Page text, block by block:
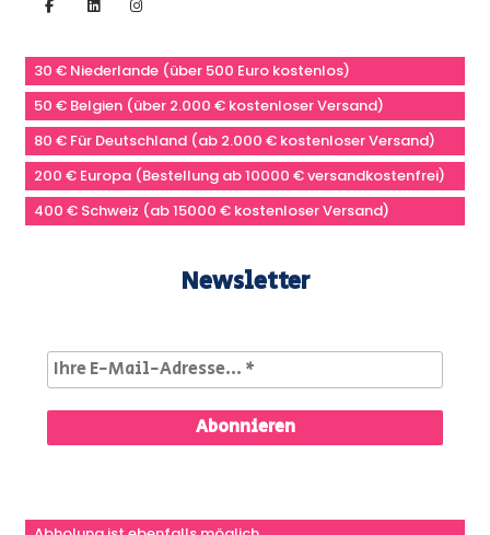
30 € Niederlande (über 500 Euro kostenlos)
50 € Belgien (über 2.000 € kostenloser Versand)
80 € Für Deutschland (ab 2.000 € kostenloser Versand)
200 € Europa (Bestellung ab 10000 € versandkostenfrei)
400 € Schweiz (ab 15000 € kostenloser Versand)
Newsletter